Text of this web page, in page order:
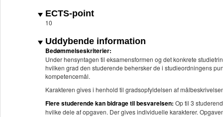
ECTS-point
10
Uddybende information
Bedømmelseskriterier:
Under hensyntagen til eksamensformen og det konkrete
hvilken grad den studerende behersker de i studieordningens
kompetencemål.
Karakteren gives i henhold til gradsopfyldelsen af
Flere studerende kan bidrage til besvarelsen: Op til 3
hvilke dele af opgaven. Der gives individuelle karakterer.